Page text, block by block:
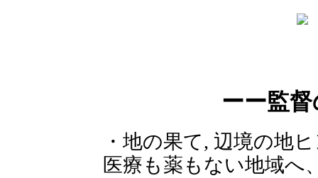
ーー監
・地の果て, 辺境の地
医療も薬もない地域へ